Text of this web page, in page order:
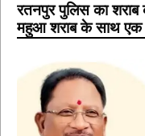
रतनपुर पुलिस का शराब
महुआ शराब के साथ एक